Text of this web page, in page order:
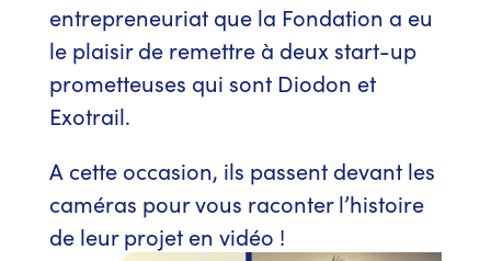
entrepreneuriat que la Fondation a eu
le plaisir de remettre à deux start-up
prometteuses qui sont Diodon et
Exotrail.
A cette occasion, ils passent devant les
caméras pour vous raconter l’histoire
de leur projet en vidéo !